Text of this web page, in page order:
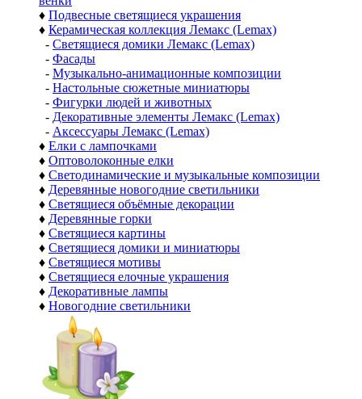
♦ Подвесные светящиеся украшения
♦ Керамическая коллекция Лемакс (Lemax)
- Светящиеся домики Лемакс (Lemax)
- Фасады
- Музыкально-анимационные композиции
- Настольные сюжетные миниатюры
- Фигурки людей и животных
- Декоративные элементы Лемакс (Lemax)
- Аксессуары Лемакс (Lemax)
♦ Елки с лампочками
♦ Оптоволоконные елки
♦ Светодинамические и музыкальные композиции
♦ Деревянные новогодние светильники
♦ Светящиеся объёмные декорации
♦ Деревянные горки
♦ Светящиеся картины
♦ Светящиеся домики и миниатюры
♦ Светящиеся мотивы
♦ Светящиеся елочные украшения
♦ Декоративные лампы
♦ Новогодние светильники